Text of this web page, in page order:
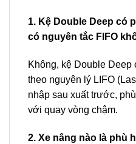
1. Kệ Double Deep có
có nguyên tắc FIFO
Không, kệ Double Deep
theo nguyên lý LIFO
nhập sau xuất trước,
với quay vòng chậm.
2. Xe nâng nào là phù